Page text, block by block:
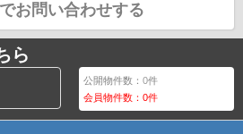
お問い合わせする
ら
公開物件数：0件
会員物件数：0件